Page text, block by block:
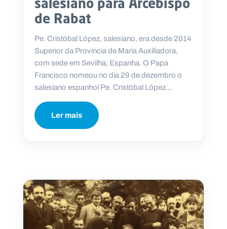
de Rabat
Pe. Cristóbal López, salesiano, era desde 2014
Superior da Província de Maria Auxiliadora,
com sede em Sevilha, Espanha. O Papa
Francisco nomeou no dia 29 de dezembro o
salesiano espanhol Pe. Cristóbal López...
Ler mais